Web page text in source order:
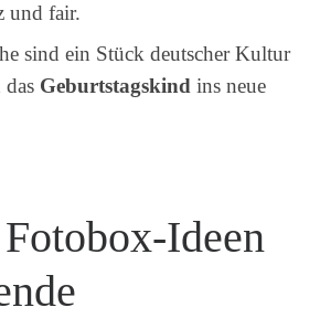
und fair.
sind ein Stück deutscher Kultur
Geburtstagskind ins neue
Ideen